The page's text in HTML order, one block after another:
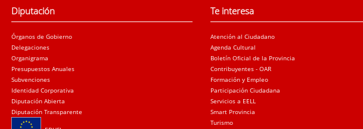
Diputación
Órganos de Gobierno
Delegaciones
Organigrama
Presupuestos Anuales
Subvenciones
Identidad Corporativa
Diputación Abierta
Diputación Transparente
Te interesa
Atención al Ciudadano
Agenda Cultural
Boletín Oficial de la Provincia
Contribuyentes - OAR
Formación y Empleo
Participación Ciudadana
Servicios a EELL
Smart Provincia
Turismo